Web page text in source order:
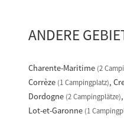
ANDERE
Charente-Maritime (2
Corrèze (1 Campingplatz)
Dordogne (2 Campingplätze)
Lot-et-Garonne (1